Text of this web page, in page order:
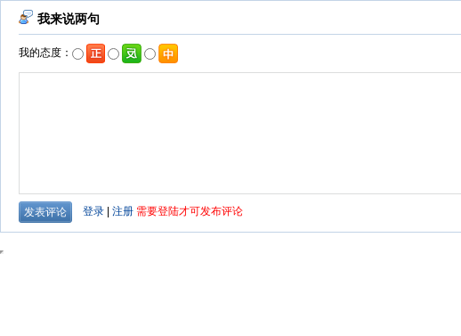
我来说两句
我的态度：
登录 注册 需要登陆才可发布评论